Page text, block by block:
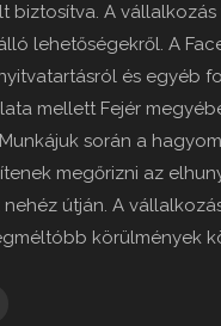
biztosítva. A
lehetőségekről. A
és egyéb
mellett Fejér
során a
megőrizni az
útján. A
körülmények